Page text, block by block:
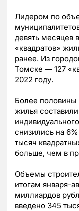
Лидером по
девять месяцев
«квадратов»
ранее. Из
Томске — 127
2022 году.
Более
жилья
снизились на
тысяч
больше, чем в
Объемы
итогам января-
миллиардов
введено 345